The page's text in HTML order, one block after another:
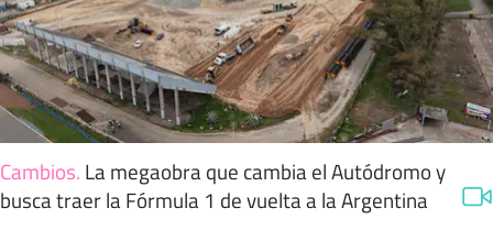
Cambios. La megaobra que cambia el Autódromo y
busca traer la Fórmula 1 de vuelta a la Argentina